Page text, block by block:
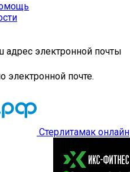
адрес электронной почты
электронной почте.
Стерлитамак онлайн